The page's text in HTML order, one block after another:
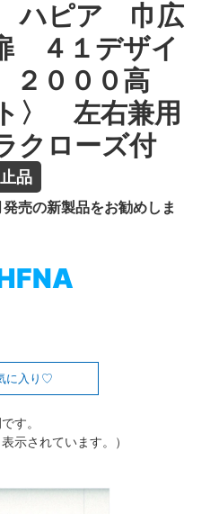
ハピア 巾広
４１デザイ
０００高
ト〉 左右兼用
クローズ付
品
売の新製品をお勧めしま
に入り
す。
示されています。）